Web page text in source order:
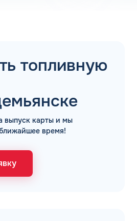
топливную
выпуск карты и мы
время!
ЗАЯВКУ
персональных данных